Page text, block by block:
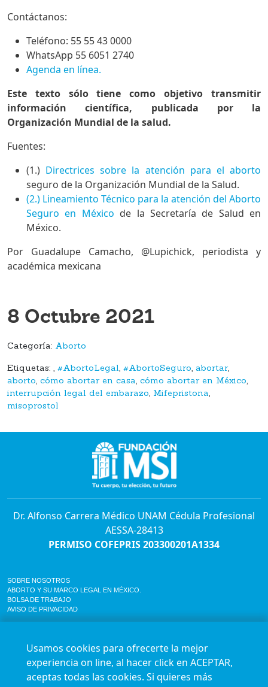
Contáctanos:
Teléfono: 55 55 43 0000
WhatsApp 55 6051 2740
Agenda en línea.
Este texto sólo tiene como objetivo transmitir
información científica, publicada por la
Organización Mundial de la salud.
Fuentes:
(1.) Directrices sobre la atención para el aborto
seguro de la Organización Mundial de la Salud.
(2.) Lineamiento Técnico para la atención del Aborto
Seguro en México de la Secretaría de Salud en
México.
Por Guadalupe Camacho, @Lupichick, periodista y
académica mexicana
8 Octubre 2021
Categoría: Aborto
Etiquetas: , #AbortoLegal, #AbortoSeguro, abortar,
aborto, cómo abortar en casa, cómo abortar en México,
interrupción legal del embarazo, Mifepristona,
misoprostol
Dr. Alfonso Carrera Médico UNAM Cédula Profesional
AESSA-28413
PERMISO COFEPRIS 203300201A1334
SOBRE NOSOTROS
ABORTO Y SU MARCO LEGAL EN MÉXICO.
BOLSA DE TRABAJO
AVISO DE PRIVACIDAD
Agenda en línea24/7 aquí
Impact report
Usamos cookies para ofrecerte la mejor
experiencia on line, al hacer click en ACEPTAR,
aceptas todas las cookies. Si quieres más